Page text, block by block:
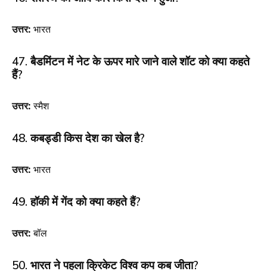
उत्तर: भारत
47. बैडमिंटन में नेट के ऊपर मारे जाने वाले शॉट को क्या कहते
हैं?
उत्तर:स्मैश
48. कबड्डी किस देश का खेल है?
उत्तर: भारत
49. हॉकी में गेंद को क्या कहते हैं?
उत्तर:बॉल
50. भारत ने पहला क्रिकेट विश्व कप कब जीता?